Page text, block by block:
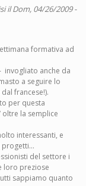
il Dom, 04/26/2009 -
formativa ad
invogliato anche da
a seguire lo
francese!).
per questa
oltre la semplice
interessanti, e
del settore i
loro preziose
sappiamo quanto